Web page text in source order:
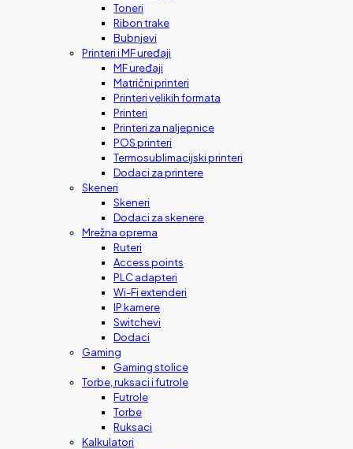
Toneri
Ribon trake
Bubnjevi
Printeri i MF uređaji
MF uređaji
Matrični printeri
Printeri velikih formata
Printeri
Printeri za naljepnice
POS printeri
Termosublimacijski printeri
Dodaci za printere
Skeneri
Skeneri
Dodaci za skenere
Mrežna oprema
Ruteri
Access points
PLC adapteri
Wi-Fi extenderi
IP kamere
Switchevi
Dodaci
Gaming
Gaming stolice
Torbe, ruksaci i futrole
Futrole
Torbe
Ruksaci
Kalkulatori